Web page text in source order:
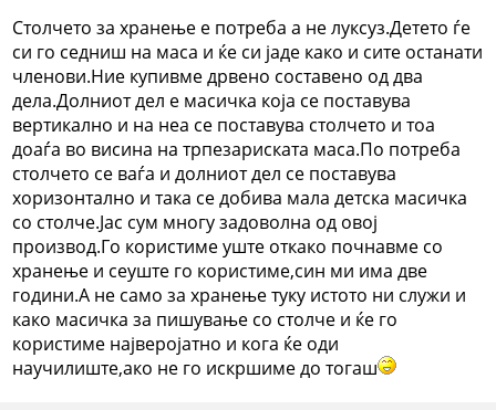
Столчето за хранење е потреба а не луксуз.Детето ѓе
си го седниш на маса и ќе си јаде како и сите останати
членови.Ние купивме дрвено составено од два
дела.Долниот дел е масичка која се поставува
вертикално и на неа се поставува столчето и тоа
доаѓа во висина на трпезариската маса.По потреба
столчето се ваѓа и долниот дел се поставува
хоризонтално и така се добива мала детска масичка
со столче.Јас сум многу задоволна од овој
производ.Го користиме уште откако почнавме со
хранење и сеуште го користиме,син ми има две
години.А не само за хранење туку истото ни служи и
како масичка за пишување со столче и ќе го
користиме најверојатно и кога ќе оди
научилиште,ако не го искршиме до тогаш